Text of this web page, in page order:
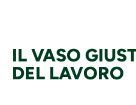
IL VASO
DEL LAVORO